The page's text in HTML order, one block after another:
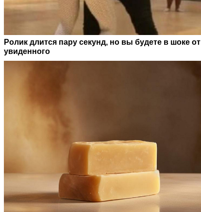
Ролик длится пару секунд, но вы будете в шоке от
увиденного